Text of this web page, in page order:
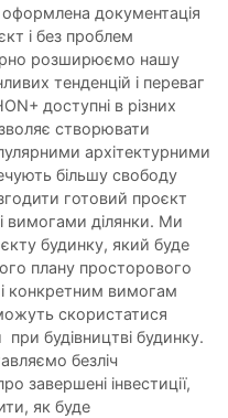
оформлена документація
і без проблем
розширюємо нашу
тенденцій і переваг
доступні в різних
створювати
архітектурними
більшу свободу
готовий проєкт
вимогами ділянки. Ми
будинку, який буде
плану просторового
конкретним вимогам
скористатися
будівництві будинку.
безліч
завершені інвестиції,
як буде